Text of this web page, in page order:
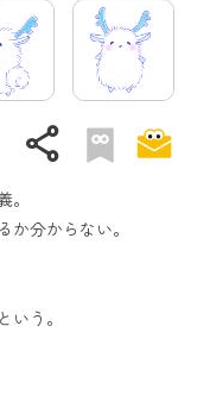
share
分からない。
う。